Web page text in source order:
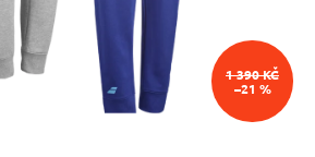
1 390 KČ
–21 %